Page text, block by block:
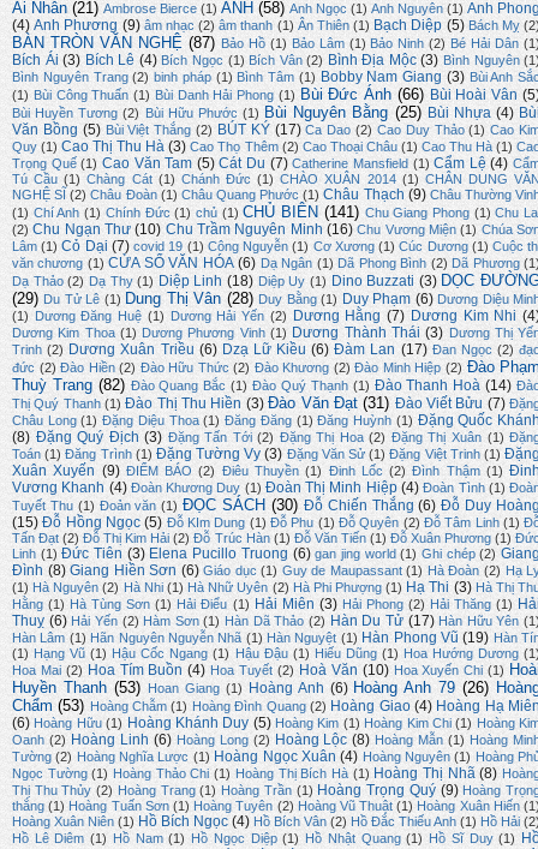
Ái Nhân (21) Ambrose Bierce (1) ẢNH (58) Anh Ngọc (1) Anh Nguyên (1) Anh
(4) Anh Phương (9) âm nhạc (2) âm thanh (1) Ân Thiên (1) Bạch Diệp (5) Bách Mỵ
BÀN TRÒN VĂN NGHỆ (87) Bảo Hồ (1) Bảo Lâm (1) Bảo Ninh (2) Bé Hải Dân
Bích Ái (3) Bích Lê (4) Bích Ngọc (1) Bích Vân (2) Bình Địa Mộc (3) Bình Nguyên
Bình Nguyên Trang (2) binh pháp (1) Bình Tâm (1) Bobby Nam Giang (3) Bùi Anh
(1) Bùi Công Thuấn (1) Bùi Danh Hải Phong (1) Bùi Đức Ánh (66) Bùi Hoài Vân
Bùi Huyền Tương (2) Bùi Hữu Phước (1) Bùi Nguyên Bằng (25) Bùi Nhựa (4)
Văn Bồng (5) Bùi Việt Thắng (2) BÚT KÝ (17) Ca Dao (2) Cao Duy Thảo (1) Cao
Quy (1) Cao Thị Thu Hà (3) Cao Thọ Thêm (2) Cao Thoại Châu (1) Cao Thu Hà (1)
Trọng Quế (1) Cao Văn Tam (5) Cát Du (7) Catherine Mansfield (1) Cẩm Lệ (4)
Tú Cầu (1) Chàng Cát (1) Chánh Đức (1) CHÀO XUÂN 2014 (1) CHÂN DUNG
NGHỆ SĨ (2) Châu Đoàn (1) Châu Quang Phước (1) Châu Thạch (9) Châu Thường
(1) Chí Anh (1) Chính Đức (1) chủ (1) CHỦ BIÊN (141) Chu Giang Phong (1) Chu
(2) Chu Ngạn Thư (10) Chu Trầm Nguyên Minh (16) Chu Vương Miện (1) Chúa
Lâm (1) Cỏ Dại (7) covid 19 (1) Công Nguyễn (1) Cơ Xương (1) Cúc Dương (1) Cuộc
văn chương (1) CỬA SỔ VĂN HÓA (6) Dạ Ngân (1) Dã Phong Bình (2) Dã Phương
Dạ Thảo (2) Dạ Thy (1) Diệp Linh (18) Diệp Uy (1) Dino Buzzati (3) DỌC
(29) Du Tử Lê (1) Dung Thị Vân (28) Duy Bằng (1) Duy Phạm (6) Dương Diệu
(1)
Dương Đăng Huệ (1) Dương Hải Yến (2) Dương Hằng (7) Dương Kim Nhi
Dương Kim Thoa (1) Dương Phương Vinh (1) Dương Thành Thái (3) Dương Thị
Trinh (2) Dương Xuân Triều (6) Dzạ Lữ Kiều (6) Đàm Lan (17) Đan Ngọc (2)
đức (2) Đào Hiền (2) Đào Hữu Thức (2) Đào Khương (2) Đào Minh Hiệp (2) Đào
Thuỳ Trang (82) Đào Quang Bắc (1) Đào Quý Thạnh (1) Đào Thanh Hoà (14)
Thị Quý Thanh (1) Đào Thị Thu Hiền (3) Đào Văn Đạt (31) Đào Viết Bửu (7)
Châu Long (1) Đặng Diệu Thoa (1) Đăng Đăng (1) Đăng Huỳnh (1) Đặng Quốc
(8) Đặng Quý Địch (3) Đặng Tấn Tới (2) Đặng Thị Hoa (2) Đặng Thị Xuân (1)
Toán (1) Đăng Trình (1) Đặng Tường Vy (3) Đặng Văn Sử (1) Đặng Việt Trinh (1)
Xuân Xuyến (9) ĐIỂM BÁO (2) Điêu Thuyền (1) Đinh Lốc (2) Đình Thậm (1)
Vương Khanh (4) Đoàn Khương Duy (1) Đoàn Thị Minh Hiệp (4) Đoàn Tình (1)
Tuyết Thu (1) Đoản văn (1) ĐỌC SÁCH (30) Đỗ Chiến Thắng (6) Đỗ Duy
(15) Đỗ Hồng Ngọc (5) Đỗ KIm Dung (1) Đỗ Phu (1) Đỗ Quyên (2) Đỗ Tâm Linh (1)
Tấn Đạt (2) Đỗ Thị Kim Hải (2) Đỗ Trúc Hàn (1) Đỗ Văn Tiến (1) Đỗ Xuân Phương (1)
Linh (1) Đức Tiên (3) Elena Pucillo Truong (6) gan jing world (1) Ghi chép (2)
Đình (8) Giang Hiền Sơn (6) Giáo dục (1) Guy de Maupassant (1) Hà Đoàn (2) Hạ
(1) Hà Nguyên (2) Hà Nhi (1) Hà Nhữ Uyên (2) Hà Phi Phượng (1) Hạ Thi (3) Hà Thị
Hằng (1) Hà Tùng Sơn (1) Hải Điểu (1) Hải Miên (3) Hải Phong (2) Hải Thăng (1)
Thuỵ (6) Hải Yến (2) Hàm Sơn (1) Hàn Dã Thảo (2) Hàn Du Tử (17) Hàn Hữu Yên
Hàn Lâm (1) Hãn Nguyên Nguyễn Nhã (1) Hàn Nguyệt (1) Hàn Phong Vũ (19) Hàn
(1) Hạng Vũ (1) Hậu Cốc Ngang (1) Hậu Đậu (1) Hiếu Dũng (1) Hoa Hướng Dương
Hoa Mai (2) Hoa Tím Buồn (4) Hoa Tuyết (2) Hoà Văn (10) Hoa Xuyến Chi (1)
Huyền Thanh (53) Hoan Giang (1) Hoàng Anh (6) Hoàng Anh 79 (26)
Chẩm (53) Hoàng Chẫm (1) Hoàng Đình Quang (2) Hoàng Giao (4) Hoàng Hạ
(6) Hoàng Hữu (1) Hoàng Khánh Duy (5) Hoàng Kim (1) Hoàng Kim Chi (1) Hoàng
Oanh (2) Hoàng Linh (6) Hoàng Long (2) Hoàng Lộc (8) Hoàng Mẫn (1) Hoàng
Tường (2) Hoàng Nghĩa Lược (1) Hoàng Ngọc Xuân (4) Hoàng Nguyên (1) Hoàng
Ngọc Tường (1) Hoàng Thảo Chi (1) Hoàng Thị Bích Hà (1) Hoàng Thị Nhã (8)
Thị Thu Thủy (2) Hoàng Trang (1) Hoàng Trần (1) Hoàng Trọng Quý (9) Hoàng
thắng (1) Hoàng Tuấn Sơn (1) Hoàng Tuyên (2) Hoàng Vũ Thuật (1) Hoàng Xuân Hiến
Hoàng Xuân Niên (1) Hồ Bích Ngọc (4) Hồ Bích Vân (2) Hồ Đắc Thiếu Anh (1) Hồ Hải
Hồ Lê Diêm (1) Hồ Nam (1) Hồ Ngọc Diệp (1) Hồ Nhật Quang (1) Hồ Sĩ Duy (1)